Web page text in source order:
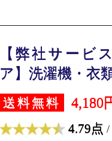
【弊社サービ
ア】洗濯機・衣
送料無料 4,180
4.79点 /